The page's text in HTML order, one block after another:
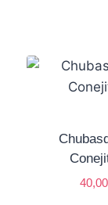
40,00